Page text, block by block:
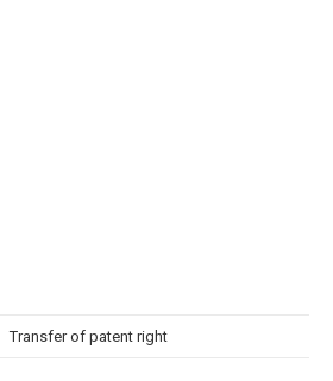
Transfer of patent right